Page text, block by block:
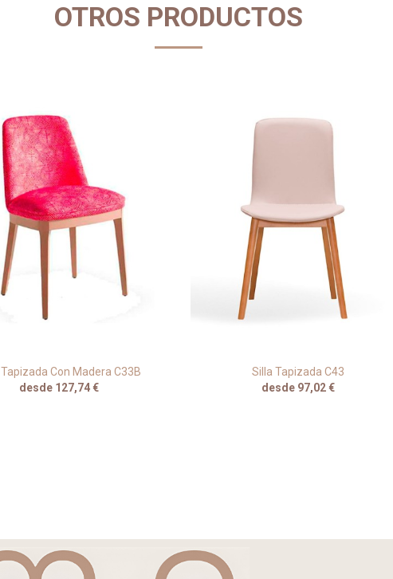
OTROS PRODUCTOS
Con Madera C33B
desde 127,74 €
Silla Tapizada C43
desde 97,02 €